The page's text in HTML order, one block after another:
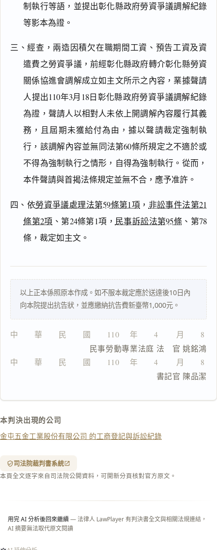
制執行等語，並提出彰化縣政府勞資爭議調解紀錄
等影本為證。
三、經查，兩造因積欠在職期間工資、預告工資及資
遣費之勞資爭議，前經彰化縣政府轉介彰化縣勞資
關係協進會調解成立如主文所示之內容，業據聲請
人提出110年3月18日彰化縣政府勞資爭議調解紀錄
為證，聲請人以相對人未依上開調解內容履行其義
務，且屆期未獲給付為由，據以聲請裁定強制執
行，該調解內容並無同法第60條所規定之不適於或
不得為強制執行之情形，自得為強制執行。從而，
本件聲請與首揭法條規定並無不合，應予准許。
四、依勞資爭議處理法第59條第1項 ， 非訟事件法第21
條第2項 、第24條第1項， 民事訴訟法第95條 、第78
條，裁定如主文。
以上正本係照原本作成。如不服本裁定應於送達後10日內
向本院提出抗告狀，並應繳納抗告費新臺幣1,000元。
中　　華　　民　　國　　110 　年　　4 　　月　　8
                  民事勞動專業法庭 法　官 姚銘鴻
中　　華　　民　　國　　110 　年　　4 　　月　　8
                                   書記官 陳品潔
本判決出現的公司
金屯五金工業股份有限公司 的工商登記與訴訟紀錄
司法院裁判書系統
本頁全文逐字來自司法院公開資料，可開新分頁核對官方原文。
用完 AI 分析後回來繼續— 法律人 LawPlayer 有判決書全文與相關法規連結，
AI 摘要無法取代原文閱讀
閱讀 研究
主
文
複
文